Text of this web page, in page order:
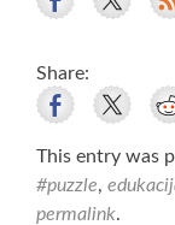
Share:
This entry was
#puzzle,
permalink.